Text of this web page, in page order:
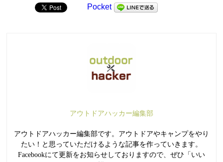
Pocket
アウトドアハッカー編集部
アウトドアハッカー編集部です。アウトドアやキャンプをやり
たい！と思っていただけるような記事を作っていきます。
Facebookにて更新をお知らせしておりますので、ぜひ「いい